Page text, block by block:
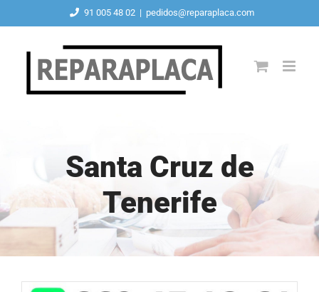
contenido
91 005 48 02 | pedidos@reparaplaca.com
Santa Cruz de
Tenerife